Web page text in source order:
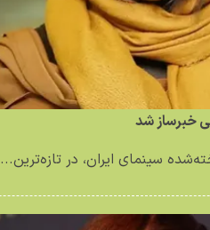
خبرساز شد
سینمای ایران، در تازه‌ترین...